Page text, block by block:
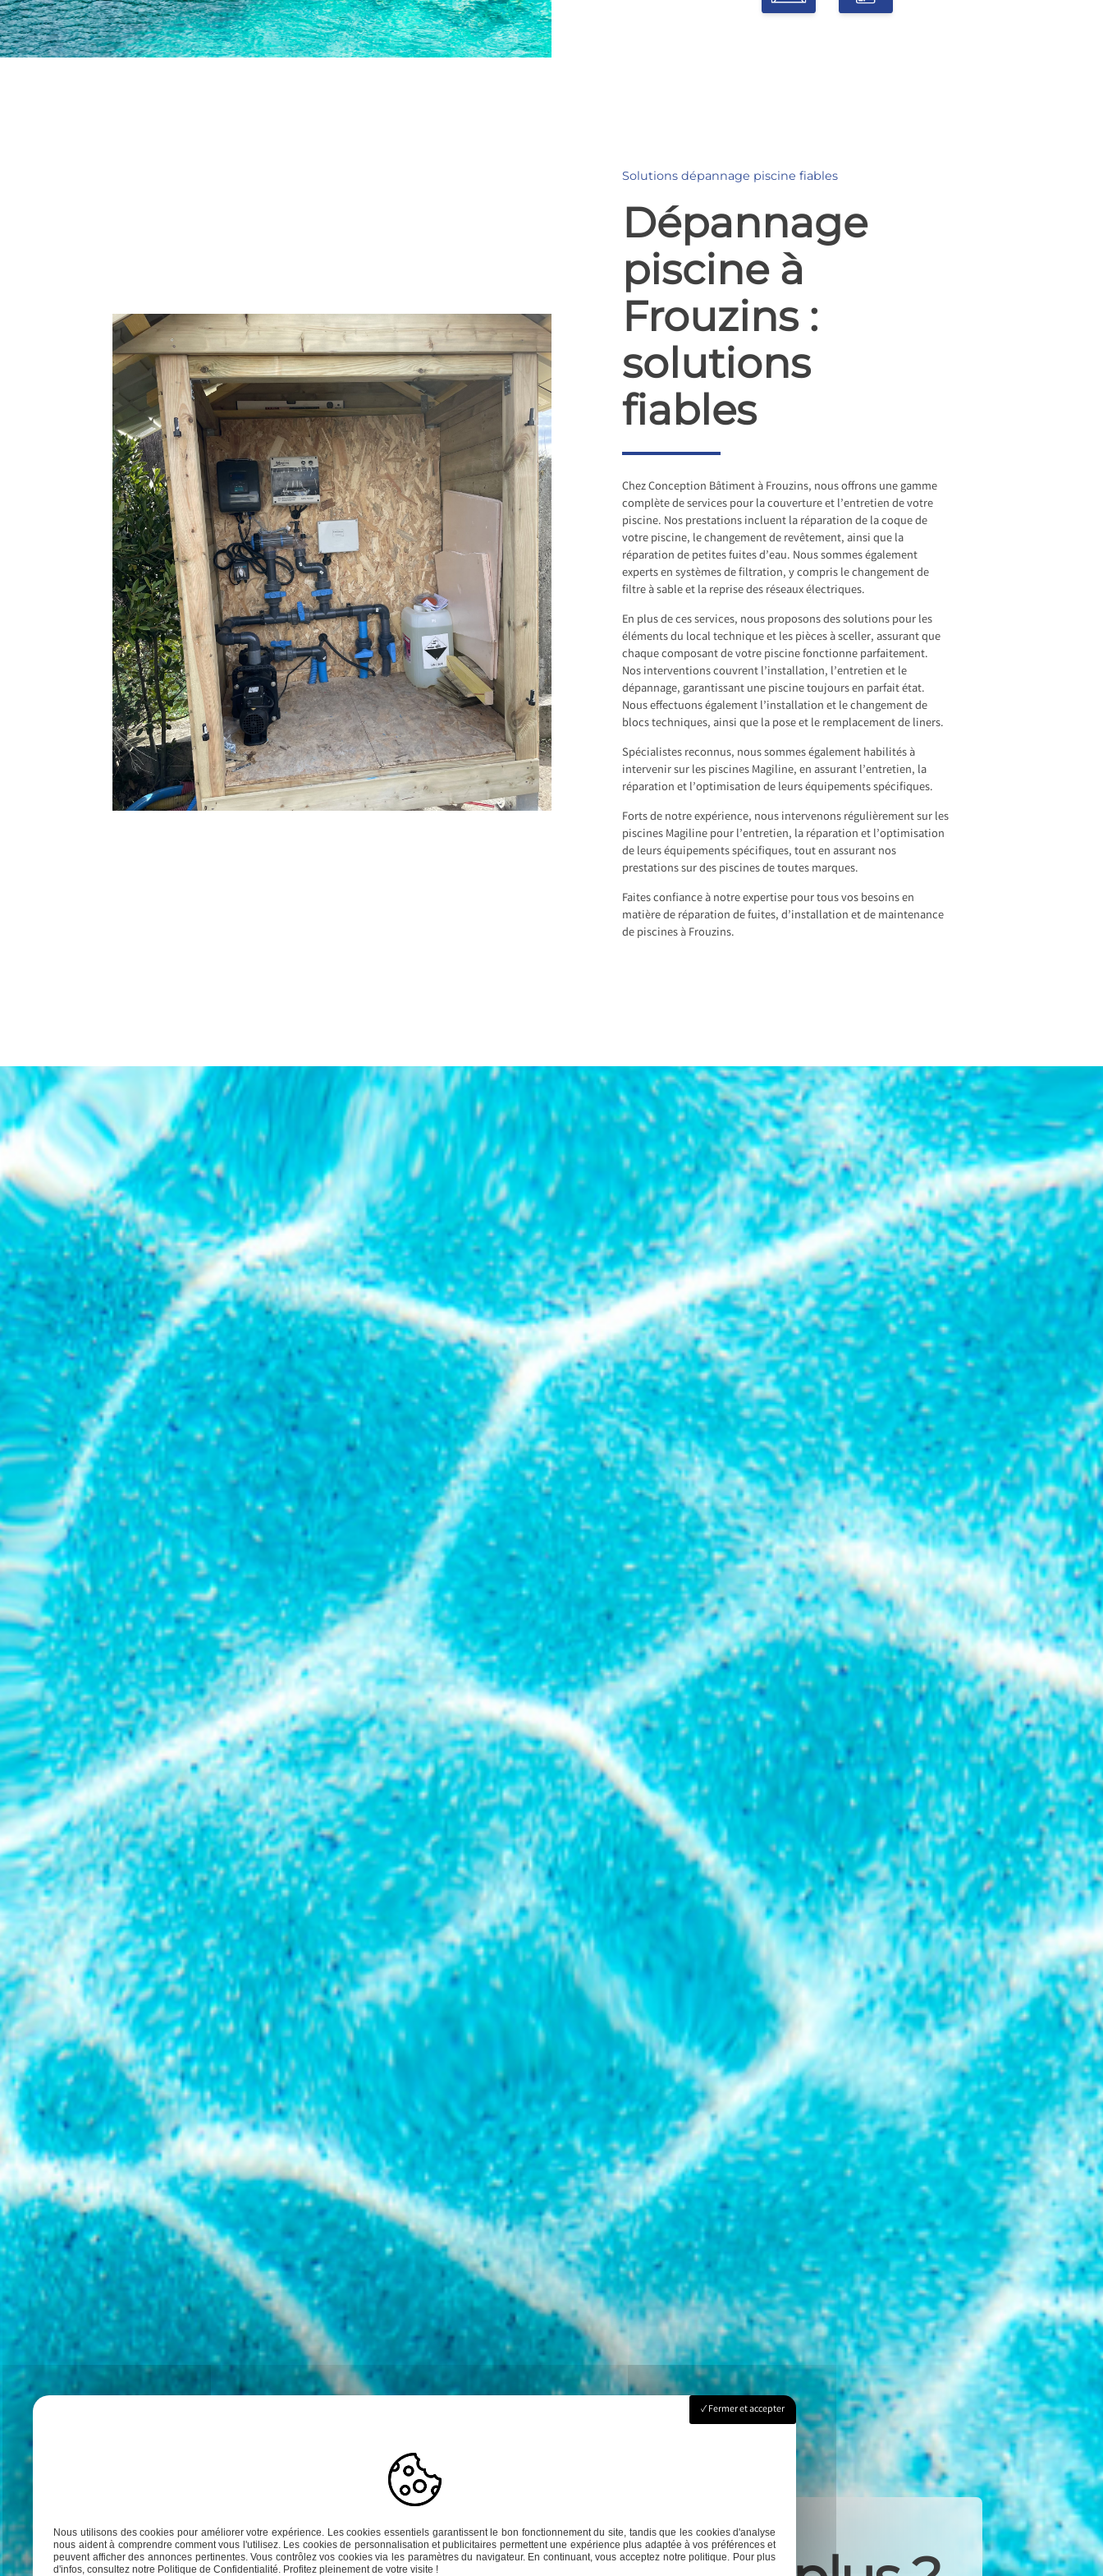
Solutions dépannage piscine fiables
Dépannage
piscine à
Frouzins :
solutions
fiables
Chez Conception Bâtiment à Frouzins, nous offrons une gamme
complète de services pour la couverture et l’entretien de votre
piscine. Nos prestations incluent la réparation de la coque de
votre piscine, le changement de revêtement, ainsi que la
réparation de petites fuites d’eau. Nous sommes également
experts en systèmes de filtration, y compris le changement de
filtre à sable et la reprise des réseaux électriques.
En plus de ces services, nous proposons des solutions pour les
éléments du local technique et les pièces à sceller, assurant que
chaque composant de votre piscine fonctionne parfaitement.
Nos interventions couvrent l’installation, l’entretien et le
dépannage, garantissant une piscine toujours en parfait état.
Nous effectuons également l’installation et le changement de
blocs techniques, ainsi que la pose et le remplacement de liners.
Spécialistes reconnus, nous sommes également habilités à
intervenir sur les piscines Magiline, en assurant l’entretien, la
réparation et l’optimisation de leurs équipements spécifiques.
Forts de notre expérience, nous intervenons régulièrement sur les
piscines Magiline pour l’entretien, la réparation et l’optimisation
de leurs équipements spécifiques, tout en assurant nos
prestations sur des piscines de toutes marques.
Faites confiance à notre expertise pour tous vos besoins en
matière de réparation de fuites, d’installation et de maintenance
de piscines à Frouzins.
Fermer et accepter
Nous utilisons des cookies pour améliorer votre expérience. Les cookies essentiels garantissent le bon fonctionnement du site, tandis que les cookies d'analyse
nous aident à comprendre comment vous l'utilisez. Les cookies de personnalisation et publicitaires permettent une expérience plus adaptée à vos préférences et
peuvent afficher des annonces pertinentes. Vous contrôlez vos cookies via les paramètres du navigateur. En continuant, vous acceptez notre politique. Pour plus
d'infos, consultez notre Politique de Confidentialité. Profitez pleinement de votre visite !